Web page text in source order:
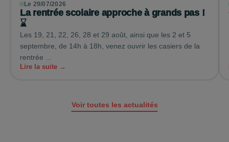
Le 29/07/2026
La rentrée scolaire approche à grands pas !
⌛
Les 19, 21, 22, 26, 28 et 29 août, ainsi que les 2 et 5
septembre, de 14h à 18h, venez ouvrir les casiers de la
rentrée ...
Lire la suite →
Voir toutes les actualités